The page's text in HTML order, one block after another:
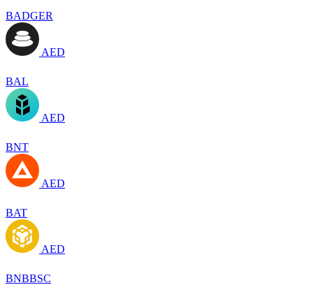
BADGER
AED
BAL
AED
BNT
AED
BAT
AED
BNBBSC